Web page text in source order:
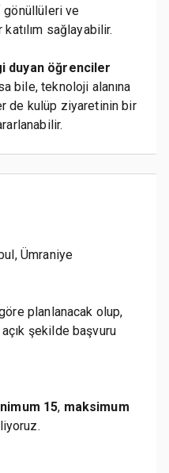
gönüllüleri ve
sağlayabilir.
duyan öğrenciler
bile, teknoloji alanına
de kulüp ziyaretinin bir
Ümraniye
planlanacak olup,
şekilde başvuru
15, maksimum